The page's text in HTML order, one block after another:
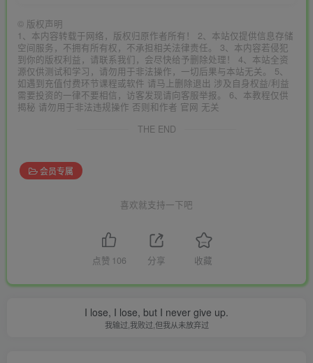
© 版权声明
1、本内容转载于网络，版权归原作者所有！ 2、本站仅提供信息存储
空间服务，不拥有所有权，不承担相关法律责任。 3、本内容若侵犯
到你的版权利益，请联系我们，会尽快给予删除处理！ 4、本站全资
源仅供测试和学习，请勿用于非法操作，一切后果与本站无关。 5、
如遇到充值付费环节课程或软件 请马上删除退出 涉及自身权益/利益
需要投资的一律不要相信，访客发现请向客服举报。 6、本教程仅供
揭秘 请勿用于非法违规操作 否则和作者 官网 无关
THE END
会员专属
喜欢就支持一下吧
点赞 106 分享 收藏
I lose, I lose, but I never give up.
我输过,我败过,但我从未放弃过